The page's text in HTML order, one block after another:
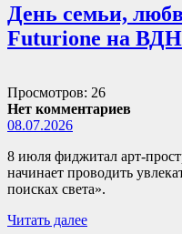
День семьи,
Futurione на
Просмотров: 26
Нет комментариев
08.07.2026
8 июля фиджитал арт-
начинает проводить
поисках света».
Читать далее